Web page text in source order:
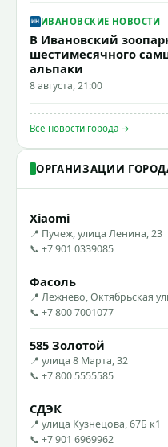
ИВАНОВСКИЕ НОВОСТИ
В Ивановский
шестимесячного
альпаки
8 августа, 21:00
Все новости города →
ОРГАНИЗАЦИИ
Xiaomi
📍 Пучеж, улица Ленина, 23
📞 +7 901 0339085
Фасоль
📍 Лежнево, Октябрьская
📞 +7 800 7001077
585 Золотой
📍 улица 8 Марта, 32
📞 +7 800 5555585
СДЭК
📍 улица Кузнецова, 67Б к1
📞 +7 901 6969962